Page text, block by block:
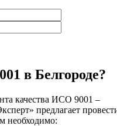
в Белгороде?
качества ИСО 9001 –
предлагает
необходимо: